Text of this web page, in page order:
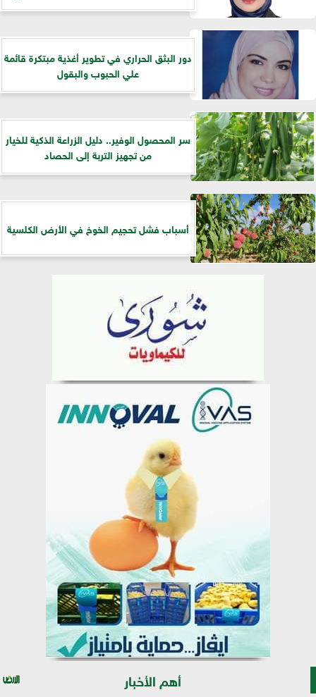
دور البثق الحراري في تطوير أغذية مبتكرة قائمة
علي الحبوب والبقول
سر المحصول الوفير.. دليل الزراعة الذكية للخيار
من تجهيز التربة إلى الحصاد
أسباب فشل تحجيم الخوخ في الأرض الكلسية
أهم الأخبار